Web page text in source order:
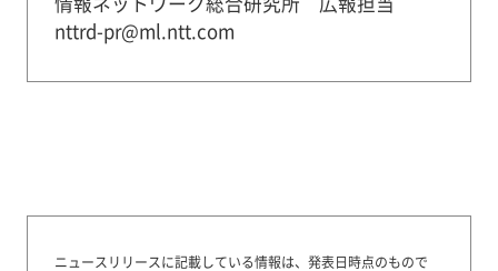
nttrd-pr@ml.ntt.com
ニュースリリースに記載している情報は、発表日時点のもので